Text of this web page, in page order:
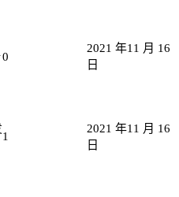
0
2021 年11 月 16
日
1
2021 年11 月 16
日